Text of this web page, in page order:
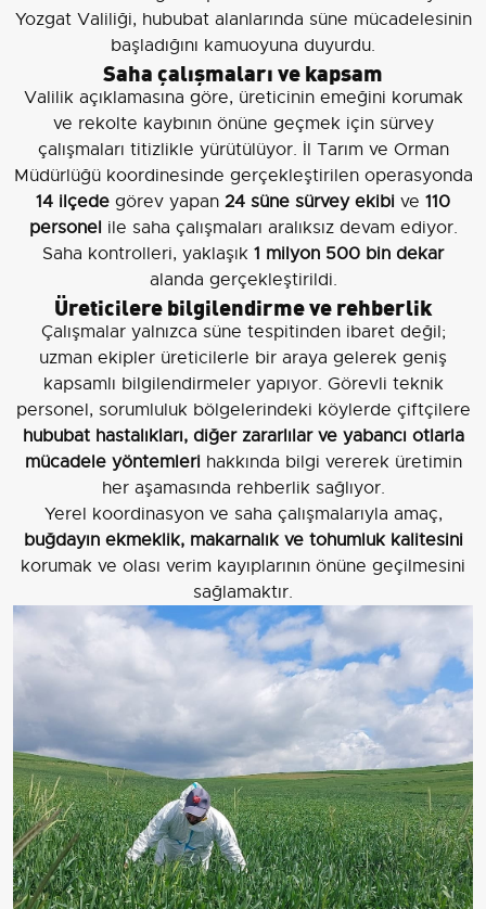
Yozgat Valiliği, hububat alanlarında süne mücadelesinin
başladığını kamuoyuna duyurdu.
Saha çalışmaları ve kapsam
Valilik açıklamasına göre, üreticinin emeğini korumak
ve rekolte kaybının önüne geçmek için sürvey
çalışmaları titizlikle yürütülüyor. İl Tarım ve Orman
Müdürlüğü koordinesinde gerçekleştirilen operasyonda
14 ilçede görev yapan 24 süne sürvey ekibi ve 110
personel ile saha çalışmaları aralıksız devam ediyor.
Saha kontrolleri, yaklaşık 1 milyon 500 bin dekar
alanda gerçekleştirildi.
Üreticilere bilgilendirme ve rehberlik
Çalışmalar yalnızca süne tespitinden ibaret değil;
uzman ekipler üreticilerle bir araya gelerek geniş
kapsamlı bilgilendirmeler yapıyor. Görevli teknik
personel, sorumluluk bölgelerindeki köylerde çiftçilere
hububat hastalıkları, diğer zararlılar ve yabancı otlarla
mücadele yöntemlerihakkında bilgi vererek üretimin
her aşamasında rehberlik sağlıyor.
Yerel koordinasyon ve saha çalışmalarıyla amaç,
buğdayın ekmeklik, makarnalık ve tohumluk kalitesini
korumak ve olası verim kayıplarının önüne geçilmesini
sağlamaktır.